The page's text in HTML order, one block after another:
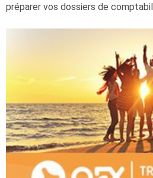
préparer vos dossiers de